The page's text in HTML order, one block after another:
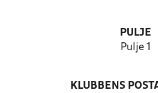
PULJE
Pulje 1
KLUBBENS